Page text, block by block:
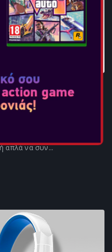
HEADSET - HP45
παιχνίδια, μπορείτε να
που θα
ήχο των βημάτων των
απλά να συν...